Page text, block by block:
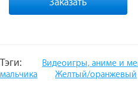
Тэги: Видеоигры, аниме и
мальчика
Желтый/оранжевый